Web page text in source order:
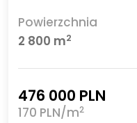
Powierzchnia
2 800 m2
476 000 PLN
170 PLN/m2